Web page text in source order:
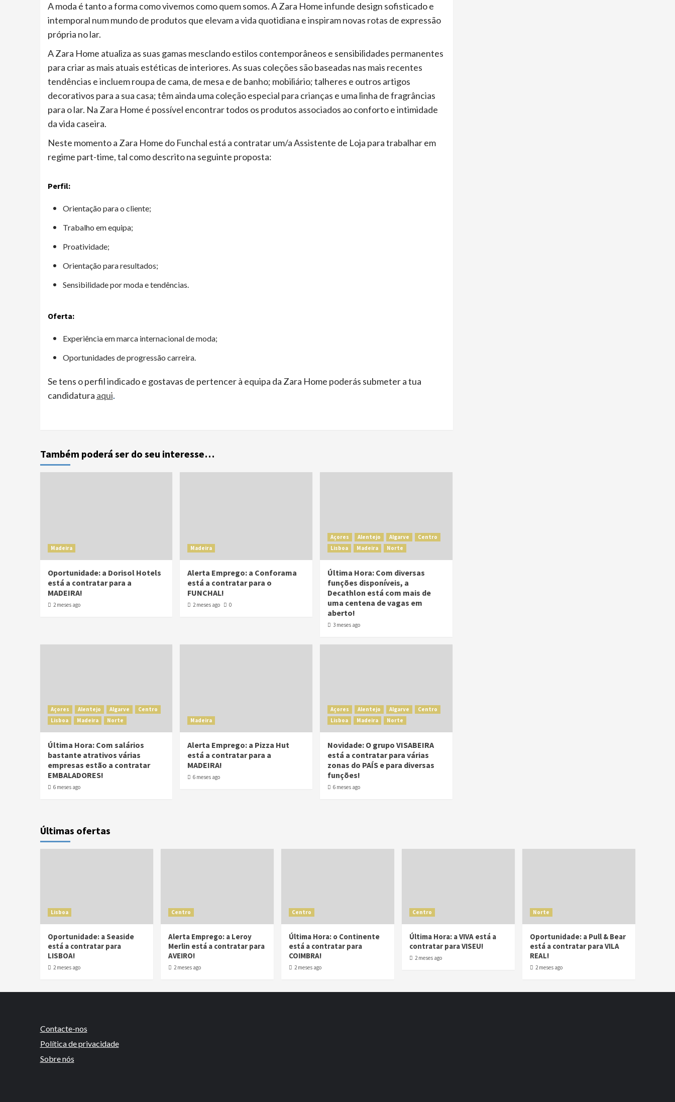
A moda é tanto a forma como vivemos como quem somos. A Zara Home infunde design sofisticado e
intemporal num mundo de produtos que elevam a vida quotidiana e inspiram novas rotas de expressão
própria no lar.
A Zara Home atualiza as suas gamas mesclando estilos contemporâneos e sensibilidades permanentes
para criar as mais atuais estéticas de interiores. As suas coleções são baseadas nas mais recentes
tendências e incluem roupa de cama, de mesa e de banho; mobiliário; talheres e outros artigos
decorativos para a sua casa; têm ainda uma coleção especial para crianças e uma linha de fragrâncias
para o lar. Na Zara Home é possível encontrar todos os produtos associados ao conforto e intimidade
da vida caseira.
Neste momento a Zara Home do Funchal está a contratar um/a Assistente de Loja para trabalhar em
regime part-time, tal como descrito na seguinte proposta:
Perfil:
Orientação para o cliente;
Trabalho em equipa;
Proatividade;
Orientação para resultados;
Sensibilidade por moda e tendências.
Oferta:
Experiência em marca internacional de moda;
Oportunidades de progressão carreira.
Se tens o perfil indicado e gostavas de pertencer à equipa da Zara Home poderás submeter a tua
candidatura aqui.
Também poderá ser do seu interesse…
Madeira
Oportunidade: a Dorisol Hotels
está a contratar para a
MADEIRA!
2 meses ago
Madeira
Alerta Emprego: a Conforama
está a contratar para o
FUNCHAL!
2 meses ago 0
Açores Alentejo Algarve
Centro
Lisboa
Madeira Norte
Última Hora: Com diversas
funções disponíveis, a
Decathlon está com mais de
uma centena de vagas em
aberto!
3 meses ago
Açores Alentejo Algarve
Centro
Lisboa
Madeira Norte
Última Hora: Com salários
bastante atrativos várias
empresas estão a contratar
EMBALADORES!
6 meses ago
Madeira
Alerta Emprego: a Pizza Hut
está a contratar para a
MADEIRA!
6 meses ago
Açores Alentejo Algarve
Centro
Lisboa
Madeira Norte
Novidade: O grupo VISABEIRA
está a contratar para várias
zonas do PAÍS e para diversas
funções!
6 meses ago
Últimas ofertas
Lisboa
Oportunidade: a Seaside
está a contratar para
LISBOA!
2 meses ago
Centro
Alerta Emprego: a Leroy
Merlin está a contratar para
AVEIRO!
2 meses ago
Centro
Última Hora: o Continente
está a contratar para
COIMBRA!
2 meses ago
Centro
Última Hora: a VIVA está a
contratar para VISEU!
2 meses ago
Norte
Oportunidade: a Pull & Bear
está a contratar para VILA
REAL!
2 meses ago
Contacte-nos
Política de privacidade
Sobre nós